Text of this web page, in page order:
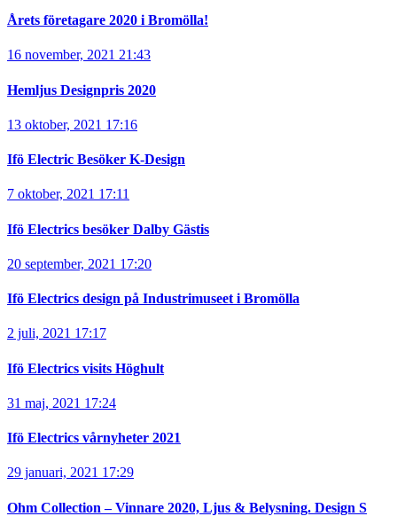
Årets företagare 2020 i Bromölla!
16 november, 2021 21:43
Hemljus Designpris 2020
13 oktober, 2021 17:16
Ifö Electric Besöker K-Design
7 oktober, 2021 17:11
Ifö Electrics besöker Dalby Gästis
20 september, 2021 17:20
Ifö Electrics design på Industrimuseet i Bromölla
2 juli, 2021 17:17
Ifö Electrics visits Höghult
31 maj, 2021 17:24
Ifö Electrics vårnyheter 2021
29 januari, 2021 17:29
Ohm Collection – Vinnare 2020, Ljus & Belysning. Design S